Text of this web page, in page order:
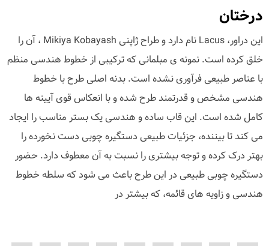
درختان
این دراور، Lacus نام دارد و طراح ژاپنی Mikiya Kobayash ، آن را
خلق کرده است. نمونه ی مبلمانی که ترکیبی از خطوط هندسی منظم
با عناصر طبیعی فرآوری نشده است. بدنه اصلی طرح با خطوط
هندسی مشخص و قدرتمند طرح شده و با انعکاس قوی آیینه ها
کامل شده است. این قاب ساده و هندسی یک بستر مناسب را ایجاد
می کند تا بیننده، جزئیات طبیعی دستگیره چوبی دست نخورده را
بهتر درک کرده و توجه بیشتری را نسبت به آن معطوف دارد. حضور
دستگیره چوبی طبیعی در این طرح باعث می شود که سلطه خطوط
هندسی و زاویه های قائمه، که بیشتر در